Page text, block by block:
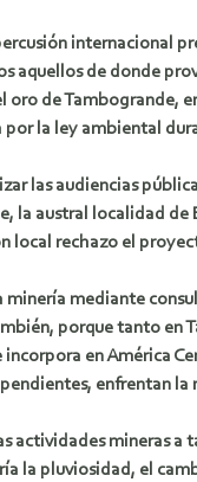
internacional
aquellos de donde
oro de Tambogrande,
la ley ambiental
las audiencias
la austral localidad de
local rechazo el
minería mediante
porque tanto en
incorpora en América
enfrentan
actividades mineras
la pluviosidad, el